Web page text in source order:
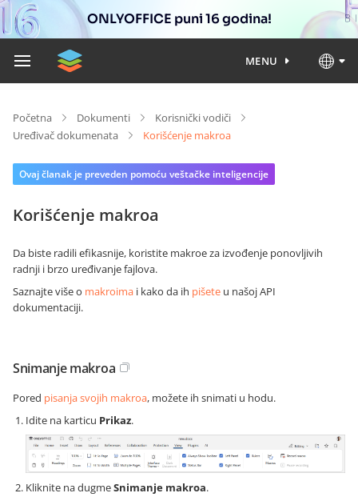
ONLYOFFICE puni 16 godina!
MENU
Početna Dokumenti
Korisnički vodiči
Uređivač dokumenata
Korišćenje makroa
Ovaj članak je preveden pomoću veštačke inteligencije
Korišćenje makroa
Da biste radili efikasnije, koristite makroe za izvođenje ponovljivih
radnji i brzo uređivanje fajlova.
Saznajte više o makroima i kako da ih pišete u našoj API
dokumentaciji.
Snimanje makroa
Pored pisanja svojih makroa, možete ih snimati u hodu.
Idite na karticu Prikaz.
Kliknite na dugmeSnimanje makroa.